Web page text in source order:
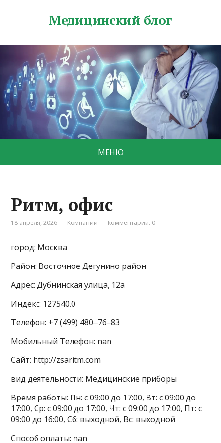
Медицинский блог
МЕНЮ
Ритм, офис
18 апреля, 2026 Компании Комментарии: 0
город: Москва
Район: Восточное Дегунино район
Адрес: Дубнинская улица, 12а
Индекс: 127540.0
Телефон: +7 (499) 480‒76‒83
Мобильный Телефон: nan
Сайт: http://zsaritm.com
вид деятельности: Медицинские приборы
Время работы: Пн: с 09:00 до 17:00, Вт: с 09:00 до
17:00, Ср: с 09:00 до 17:00, Чт: с 09:00 до 17:00, Пт: с
09:00 до 16:00, Сб: выходной, Вс: выходной
Способ оплаты: nan